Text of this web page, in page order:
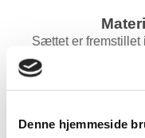
Denne hjemmeside
Sættet er fremstillet
elegante, flettede
De medfølgende
indbydende og
vejrbestandige